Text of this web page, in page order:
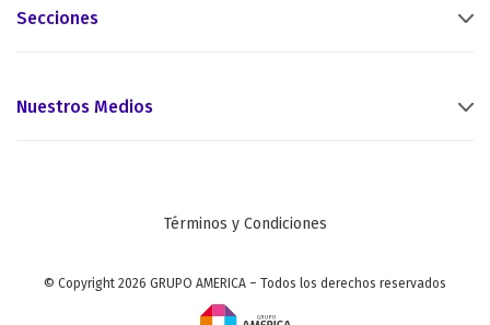
Secciones
Nuestros Medios
Términos y Condiciones
© Copyright 2026 GRUPO AMERICA – Todos los derechos reservados